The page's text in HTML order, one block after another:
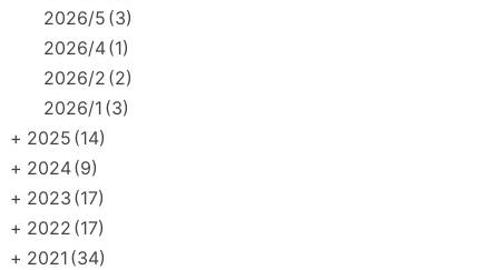
2026/5 (3)
2026/4(1)
2026/2 (2)
2026/1 (3)
+ 2025 (14)
+ 2024(9)
+ 2023 (17)
+ 2022 (17)
+ 2021 (34)